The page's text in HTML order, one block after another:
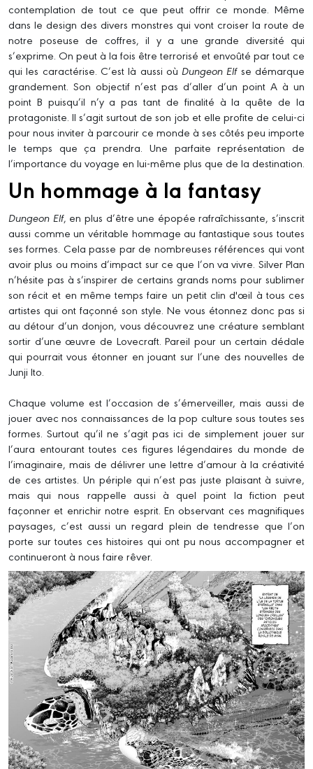
contemplation de tout ce que peut offrir ce monde. Même
dans le design des divers monstres qui vont croiser la route de
notre poseuse de coffres, il y a une grande diversité qui
s’exprime. On peut à la fois être terrorisé et envoûté par tout ce
qui les caractérise. C’est là aussi où Dungeon Elfse démarque
grandement. Son objectif n’est pas d’aller d’un point A à un
point B puisqu’il n’y a pas tant de finalité à la quête de la
protagoniste. Il s’agit surtout de son job et elle profite de celui-ci
pour nous inviter à parcourir ce monde à ses côtés peu importe
le temps que ça prendra. Une parfaite représentation de
l’importance du voyage en lui-même plus que de la destination.
Un hommage à la fantasy
Dungeon Elf, en plus d’être une épopée rafraîchissante, s’inscrit
aussi comme un véritable hommage au fantastique sous toutes
ses formes. Cela passe par de nombreuses références qui vont
avoir plus ou moins d’impact sur ce que l’on va vivre. Silver Plan
n’hésite pas à s’inspirer de certains grands noms pour sublimer
son récit et en même temps faire un petit clin d'œil à tous ces
artistes qui ont façonné son style. Ne vous étonnez donc pas si
au détour d’un donjon, vous découvrez une créature semblant
sortir d’une œuvre de Lovecraft. Pareil pour un certain dédale
qui pourrait vous étonner en jouant sur l’une des nouvelles de
Junji Ito.
Chaque volume est l’occasion de s’émerveiller, mais aussi de
jouer avec nos connaissances de la pop culture sous toutes ses
formes. Surtout qu’il ne s’agit pas ici de simplement jouer sur
l’aura entourant toutes ces figures légendaires du monde de
l’imaginaire, mais de délivrer une lettre d’amour à la créativité
de ces artistes. Un périple qui n’est pas juste plaisant à suivre,
mais qui nous rappelle aussi à quel point la fiction peut
façonner et enrichir notre esprit. En observant ces magnifiques
paysages, c’est aussi un regard plein de tendresse que l’on
porte sur toutes ces histoires qui ont pu nous accompagner et
continueront à nous faire rêver.